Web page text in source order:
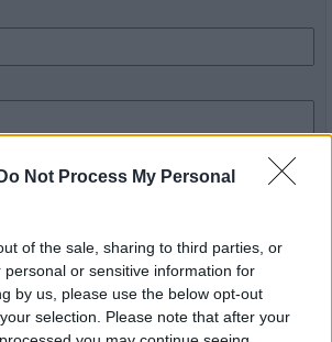
Do Not Process My Personal
of the sale, sharing to third parties, or
personal or sensitive information for
by us, please use the below opt-out
selection. Please note that after your
adatvédelmi